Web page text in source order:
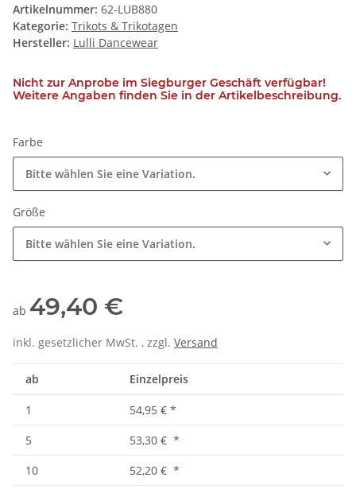
Artikelnummer: 62-LUB880
Kategorie: Trikots & Trikotagen
Hersteller: Lulli Dancewear
Nicht zur Anprobe im Siegburger Geschäft verfügbar!
Weitere Angaben finden Sie in der Artikelbeschreibung.
Farbe
Bitte wählen Sie eine Variation.
Größe
Bitte wählen Sie eine Variation.
ab 49,40 €
inkl. gesetzlicher MwSt. , zzgl. Versand
ab Einzelpreis
1 54,95 € *
5
53,30 € *
10
52,20 € *